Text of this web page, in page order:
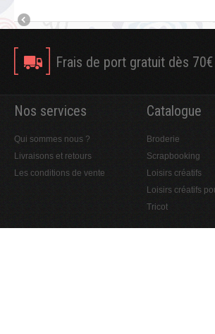
Frais de port gratuit dès 70€
Nos services
Qui sommes nous ?
Livraisons et retours
Les conditions de vente
Catalogue
Broderie
Scrapbooking
Loisirs créatifs
Loisirs créatifs
Tricot